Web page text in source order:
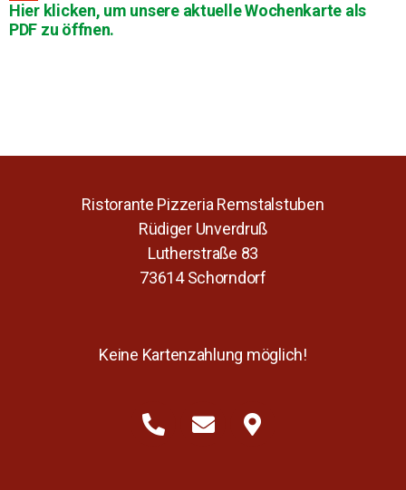
Hier klicken, um unsere aktuelle Wochenkarte als
PDF zu öffnen.
Ristorante Pizzeria Remstalstuben
Rüdiger Unverdruß
Lutherstraße 83
73614 Schorndorf
Keine Kartenzahlung möglich!